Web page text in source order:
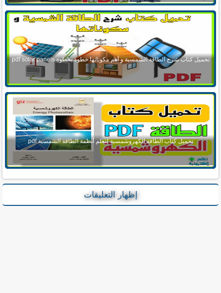
تحميل كتاب شرح الطاقة الشمسية و أهم مكوناتها خطوة بخطوة pdf solar panels
تحميل كتاب الطاقة الكهروشمسية لتعلم أنظمة الطاقة الشمسية pdf
إظهار التعليقات